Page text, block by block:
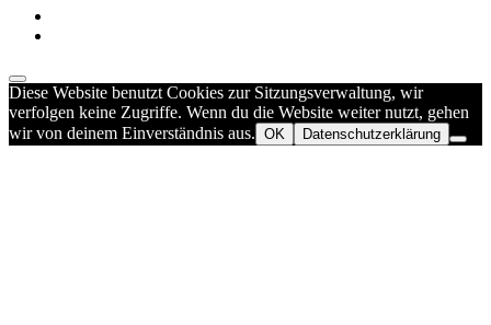
Diese Website benutzt Cookies zur Sitzungsverwaltung, wir
verfolgen keine Zugriffe. Wenn du die Website weiter nutzt, gehen
wir von deinem Einverständnis aus. OK Datenschutzerklärung